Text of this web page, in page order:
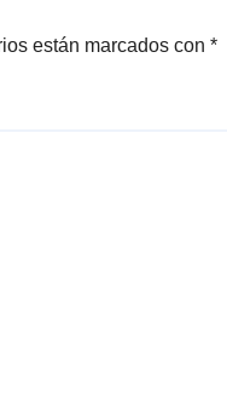
están marcados con *